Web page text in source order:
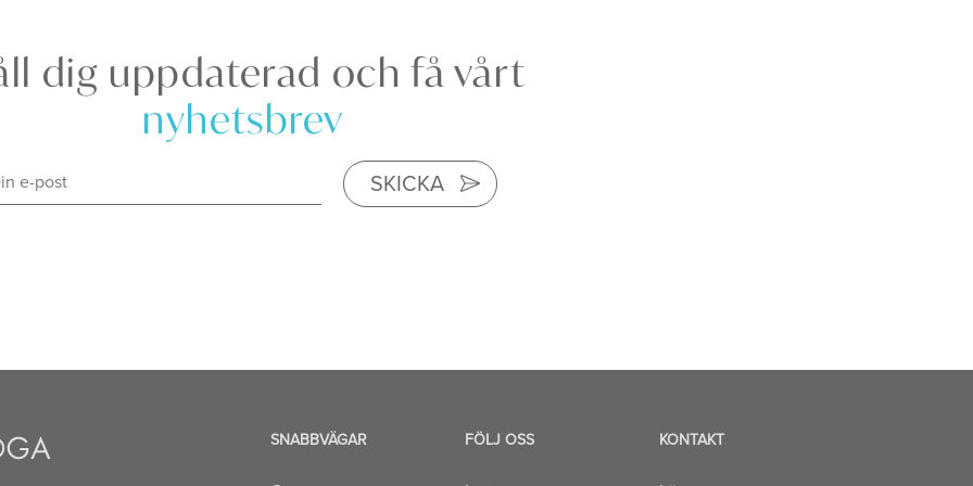
dig uppdaterad och få vårt
nyhetsbrev
SKICKA
SNABBVÄGAR FÖLJ OSS KONTAKT